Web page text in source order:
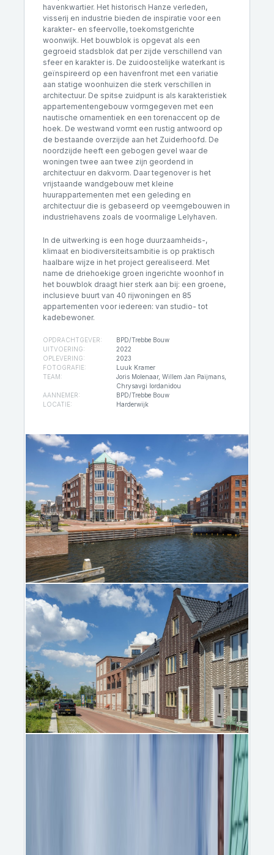
havenkwartier. Het historisch Hanze verleden,
visserij en industrie bieden de inspiratie voor een
karakter- en sfeervolle, toekomstgerichte
woonwijk. Het bouwblok is opgevat als een
gegroeid stadsblok dat per zijde verschillend van
sfeer en karakter is. De zuidoostelijke waterkant is
geïnspireerd op een havenfront met een variatie
aan statige woonhuizen die sterk verschillen in
architectuur. De spitse zuidpunt is als karakteristiek
appartementengebouw vormgegeven met een
nautische ornamentiek en een torenaccent op de
hoek. De westwand vormt een rustig antwoord op
de bestaande overzijde aan het Zuiderhoofd. De
noordzijde heeft een gebogen gevel waar de
woningen twee aan twee zijn geordend in
architectuur en dakvorm. Daar tegenover is het
vrijstaande wandgebouw met kleine
huurappartementen met een geleding en
architectuur die is gebaseerd op veemgebouwen in
industriehavens zoals de voormalige Lelyhaven.
In de uitwerking is een hoge duurzaamheids-,
klimaat en biodiversiteitsambitie is op praktisch
haalbare wijze in het project gerealiseerd. Met
name de driehoekige groen ingerichte woonhof in
het bouwblok draagt hier sterk aan bij: een groene,
inclusieve buurt van 40 rijwoningen en 85
appartementen voor iedereen: van studio- tot
kadebewoner.
OPDRACHTGEVER:
BPD/Trebbe Bouw
UITVOERING:
2022
OPLEVERING:
2023
FOTOGRAFIE:
Luuk Kramer
TEAM:
Joris Molenaar, Willem Jan Paijmans,
Chrysavgi Iordanidou
AANNEMER:
BPD/Trebbe Bouw
LOCATIE:
Harderwijk